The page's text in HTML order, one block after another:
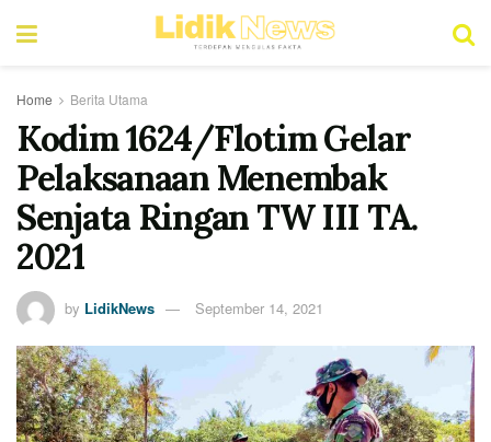
Home Berita Utama
Kodim 1624/Flotim Gelar
Pelaksanaan Menembak
Senjata Ringan TW III TA.
2021
by LidikNews September 14, 2021